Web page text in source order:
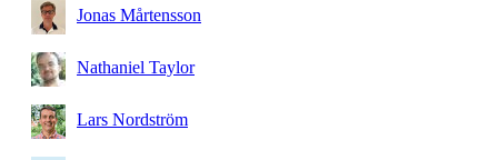
Jonas Mårtensson
Nathaniel Taylor
Lars Nordström